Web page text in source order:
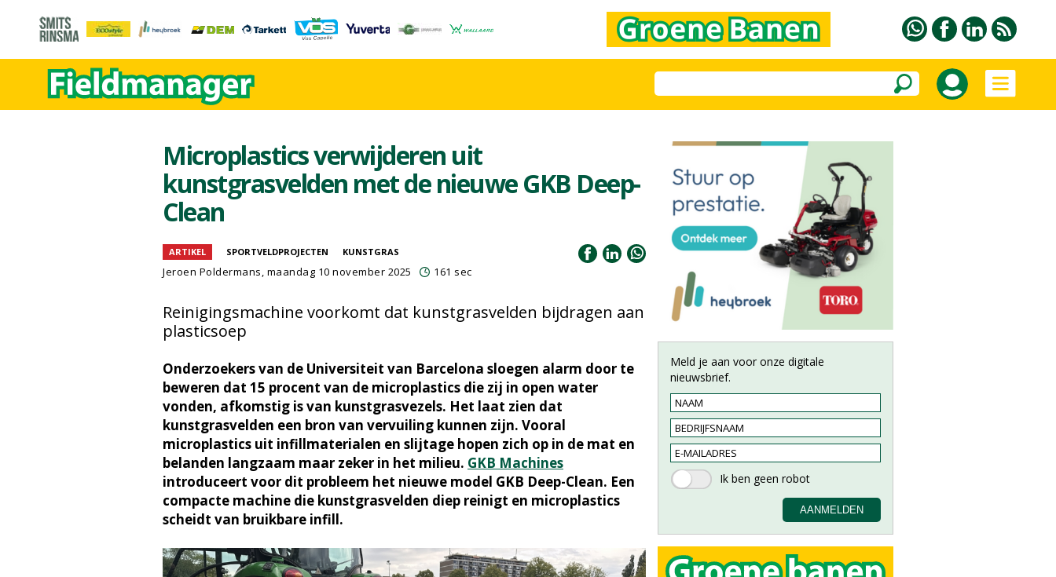
Microplastics verwijderen uit
kunstgrasvelden met de nieuwe GKB Deep-
Clean
ARTIKEL SPORTVELDPROJECTEN KUNSTGRAS
Jeroen Poldermans, maandag 10 november 2025 161 sec
Reinigingsmachine voorkomt dat kunstgrasvelden bijdragen aan
plasticsoep
Onderzoekers van de Universiteit van Barcelona sloegen alarm door te
beweren dat 15 procent van de microplastics die zij in open water
vonden, afkomstig is van kunstgrasvezels. Het laat zien dat
kunstgrasvelden een bron van vervuiling kunnen zijn. Vooral
microplastics uit infillmaterialen en slijtage hopen zich op in de mat en
belanden langzaam maar zeker in het milieu. GKB Machines
introduceert voor dit probleem het nieuwe model GKB Deep-Clean. Een
compacte machine die kunstgrasvelden diep reinigt en microplastics
scheidt van bruikbare infill.
Meld je aan voor onze digitale
nieuwsbrief.